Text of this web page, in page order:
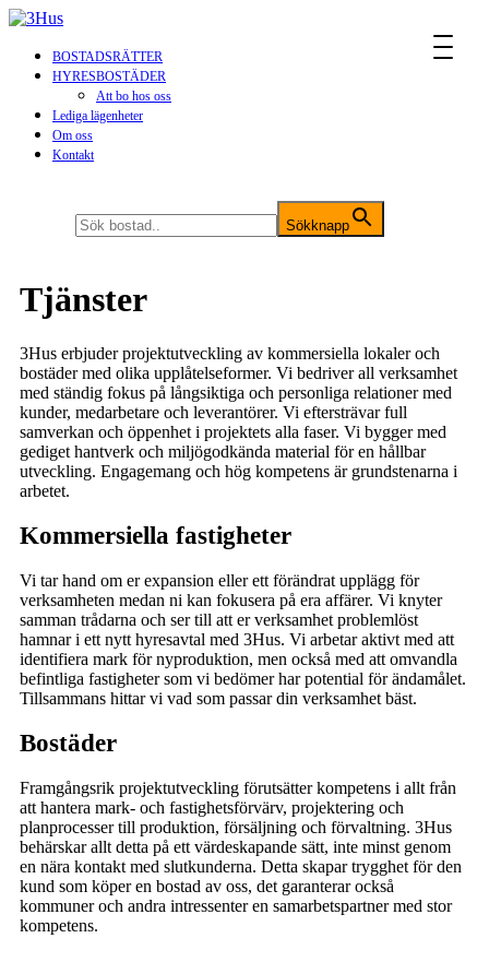
BOSTADSRÄTTER
HYRESBOSTÄDER
Att bo hos oss
Lediga lägenheter
Om oss
Kontakt
Sökknapp
Tjänster
3Hus erbjuder projektutveckling av kommersiella lokaler och
bostäder med olika upplåtelseformer. Vi bedriver all verksamhet
med ständig fokus på långsiktiga och personliga relationer med
kunder, medarbetare och leverantörer. Vi eftersträvar full
samverkan och öppenhet i projektets alla faser. Vi bygger med
gediget hantverk och miljögodkända material för en hållbar
utveckling. Engagemang och hög kompetens är grundstenarna i
arbetet.
Kommersiella fastigheter
Vi tar hand om er expansion eller ett förändrat upplägg för
verksamheten medan ni kan fokusera på era affärer. Vi knyter
samman trådarna och ser till att er verksamhet problemlöst
hamnar i ett nytt hyresavtal med 3Hus. Vi arbetar aktivt med att
identifiera mark för nyproduktion, men också med att omvandla
befintliga fastigheter som vi bedömer har potential för ändamålet.
Tillsammans hittar vi vad som passar din verksamhet bäst.
Bostäder
Framgångsrik projektutveckling förutsätter kompetens i allt från
att hantera mark- och fastighetsförvärv, projektering och
planprocesser till produktion, försäljning och förvaltning. 3Hus
behärskar allt detta på ett värdeskapande sätt, inte minst genom
en nära kontakt med slutkunderna. Detta skapar trygghet för den
kund som köper en bostad av oss, det garanterar också
kommuner och andra intressenter en samarbetspartner med stor
kompetens.